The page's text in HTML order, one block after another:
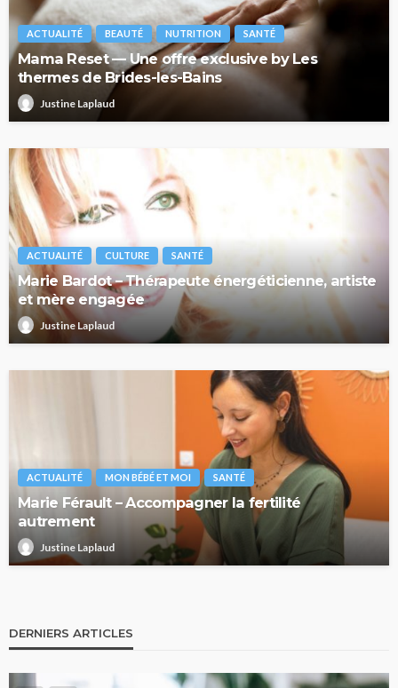
ACTUALITÉ BEAUTÉ NUTRITION SANTÉ
Mama Reset — Une offre exclusive by Les
thermes de Brides-les-Bains
Justine Laplaud
ACTUALITÉ CULTURE SANTÉ
Marie Bardot – Thérapeute énergéticienne, artiste
et mère engagée
Justine Laplaud
ACTUALITÉ MON BÉBÉ ET MOI SANTÉ
Marie Férault – Accompagner la fertilité
autrement
Justine Laplaud
DERNIERS ARTICLES